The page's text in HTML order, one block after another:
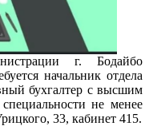
г. Бодайбо
начальник отдела
бухгалтер с высшим
не менее
33, кабинет 415.